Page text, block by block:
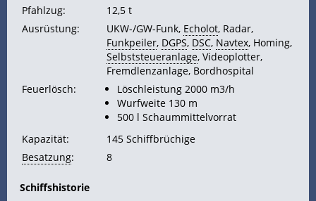
Pfahlzug:
12,5 t
Ausrüstung:
UKW-/GW-Funk, Echolot, Radar,
Funkpeiler, DGPS, DSC, Navtex, Homing,
Selbststeueranlage, Videoplotter,
Fremdlenzanlage, Bordhospital
Feuerlösch:
Löschleistung 2000 m3/h
Wurfweite 130 m
500 l Schaummittelvorrat
Kapazität:
145 Schiffbrüchige
Besatzung: 8
Schiffshistorie